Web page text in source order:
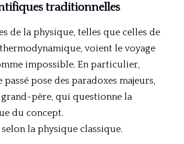
traditionnelles
de la physique, telles que celles de
voient le voyage
impossible. En particulier,
pose des paradoxes majeurs,
père, qui questionne la
du concept.
la physique classique.